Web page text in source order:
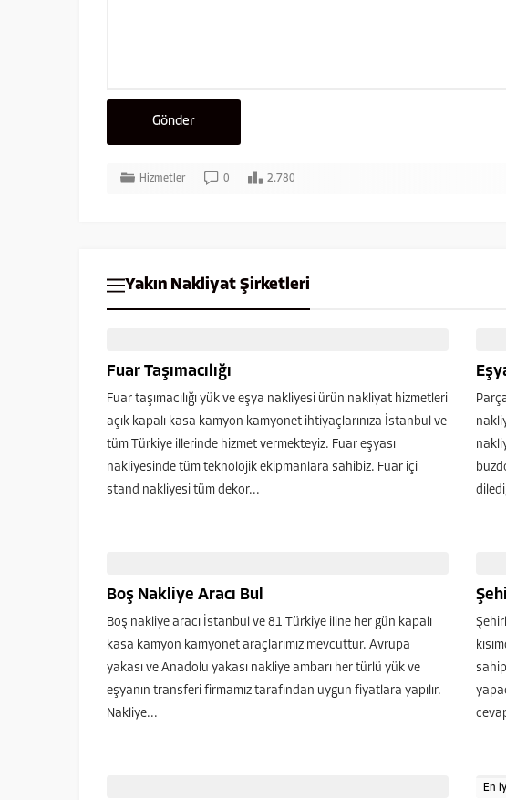
Hizmetler 0 2.780
Yakın Nakliyat Şirketleri
Fuar Taşımacılığı
Fuar taşımacılığı yük ve eşya nakliyesi ürün nakliyat hizmetleri
açık kapalı kasa kamyon kamyonet ihtiyaçlarınıza İstanbul ve
tüm Türkiye illerinde hizmet vermekteyiz. Fuar eşyası
nakliyesinde tüm teknolojik ekipmanlara sahibiz. Fuar içi
stand nakliyesi tüm dekor...
Boş Nakliye Aracı Bul
Boş nakliye aracı İstanbul ve 81 Türkiye iline her gün kapalı
kasa kamyon kamyonet araçlarımız mevcuttur. Avrupa
yakası ve Anadolu yakası nakliye ambarı her türlü yük ve
eşyanın transferi firmamız tarafından uygun fiyatlara yapılır.
Nakliye...
En